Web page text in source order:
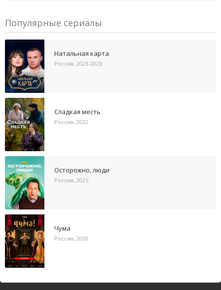
Популярные сериалы
Натальная карта
Россия, 2023-2026
Сладкая месть
Россия, 2022
Осторожно, люди
Россия, 2025
Чума
Россия, 2020